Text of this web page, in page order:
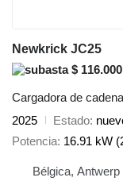
Newkrick JC25
$ 116.000
Cargadora de
2025
Estado
Potencia 16.91 kW
Bélgica, Antwerp